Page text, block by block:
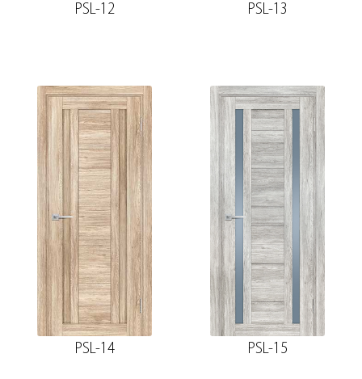
PSL-12 PSL-13
PSL-14 PSL-15